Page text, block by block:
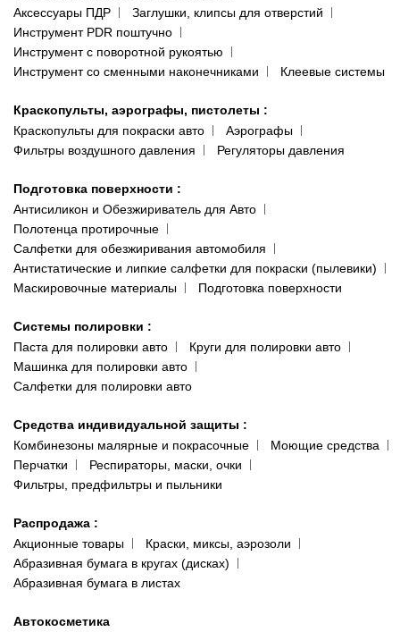
Аксессуары ПДР
Заглушки, клипсы для отверстий
Инструмент PDR поштучно
Инструмент с поворотной рукоятью
Инструмент со сменными наконечниками
Клеевые системы
Краскопульты, аэрографы, пистолеты :
Краскопульты для покраски авто
Аэрографы
Фильтры воздушного давления
Регуляторы давления
Подготовка поверхности :
Антисиликон и Обезжириватель для Авто
Полотенца протирочные
Салфетки для обезжиривания автомобиля
Антистатические и липкие салфетки для покраски (пылевики)
Маскировочные материалы
Подготовка поверхности
Системы полировки :
Паста для полировки авто
Круги для полировки авто
Машинка для полировки авто
Салфетки для полировки авто
Средства индивидуальной защиты :
Комбинезоны малярные и покрасочные
Моющие средства
Перчатки
Респираторы, маски, очки
Фильтры, предфильтры и пыльники
Распродажа :
Акционные товары
Краски, миксы, аэрозоли
Абразивная бумага в кругах (дисках)
Абразивная бумага в листах
Автокосметика